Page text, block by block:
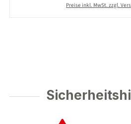
Preise inkl. MwSt. zzgl.